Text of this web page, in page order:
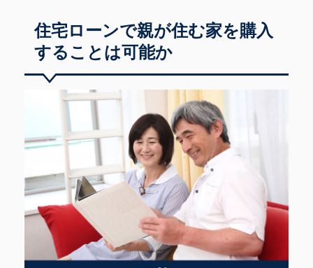
住宅ローンで親が住む家を購入
することは可能か